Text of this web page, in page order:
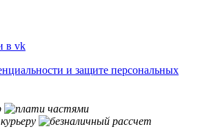
и защите персональных